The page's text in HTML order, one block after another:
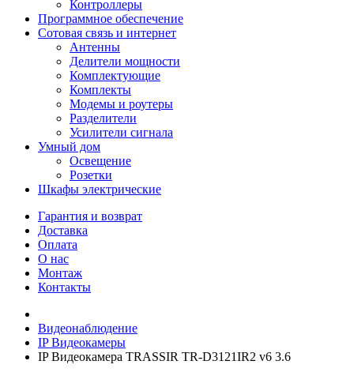
Контроллеры
Программное обеспечение
Сотовая связь и интернет
Антенны
Делители мощности
Комплектующие
Комплекты
Модемы и роутеры
Разделители
Усилители сигнала
Умный дом
Освещение
Розетки
Шкафы электрические
Гарантия и возврат
Доставка
Оплата
О нас
Монтаж
Контакты
Видеонаблюдение
IP Видеокамеры
IP Видеокамера TRASSIR TR-D3121IR2 v6 3.6